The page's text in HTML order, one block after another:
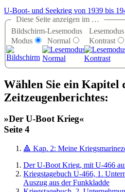
U-Boot- und Seekrieg von 1939 bis
Diese Seite anzeigen im …
Bildschirm-
Modus
Lesemodus
Normal
Lesemodus
Kontrast
Wählen Sie ein Kapitel
Zeitzeugenberichtes:
»Der U-Boot Krieg«
Seite 4
🔺 Kap. 2: Meine
Der U-Boot Krieg, mit U-466
Kriegstagebuch U-466, 1.
Auszug aus der Funkkladde